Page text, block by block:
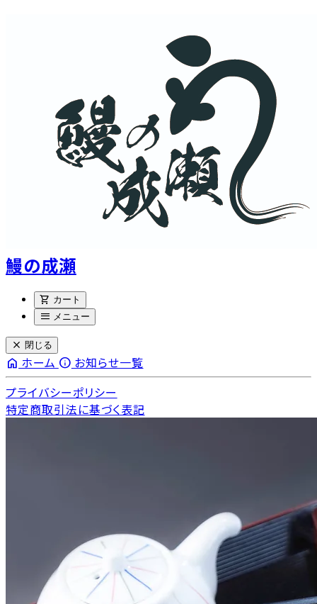
鰻の成瀬
shopping_cart カート
menu メニュー
close 閉じる
home ホーム info お知らせ一覧
プライバシーポリシー
特定商取引法に基づく表記